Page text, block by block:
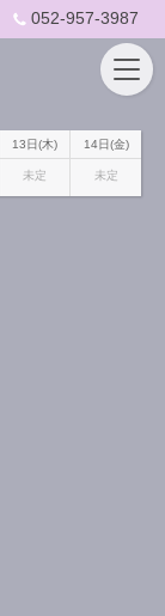
052-957-3987
13日(木) 14日(金)
未定 未定